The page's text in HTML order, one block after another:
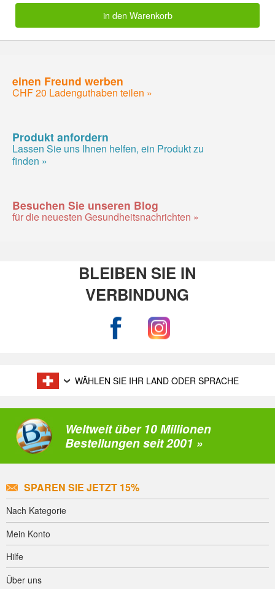
in den Warenkorb
einen Freund werben
CHF 20 Ladenguthaben teilen »
Produkt anfordern
Lassen Sie uns Ihnen helfen, ein Produkt zu
finden »
Besuchen Sie unseren Blog
für die neuesten Gesundheitsnachrichten »
BLEIBEN SIE IN
VERBINDUNG
WÄHLEN SIE IHR LAND ODER SPRACHE
Weltweit über 10 Millionen
Bestellungen seit 2001 »
SPAREN SIE JETZT 15%
Nach Kategorie
Mein Konto
Hilfe
Über uns